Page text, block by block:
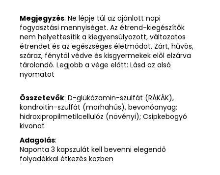
Megjegyzés: Ne lépje túl az ajánlott napi
fogyasztási mennyiséget. Az étrend-kiegészítők
nem helyettesítik a kiegyensúlyozott, változatos
étrendet és az egészséges életmódot. Zárt, hűvös,
száraz, fénytől védve és kisgyermekek elől elzárva
tárolandó. Legjobb a vége előtt: Lásd az alsó
nyomatot
Összetevők: D-glükózamin-szulfát (RÁKÁK),
kondroitin-szulfát (marhahús), bevonóanyag:
hidroxipropilmetilcellulóz (növényi); Csipkebogyó
kivonat
Adagolás:
Naponta 3 kapszulát kell bevenni elegendő
folyadékkal étkezés közben